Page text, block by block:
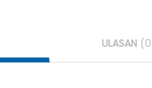
ULASAN